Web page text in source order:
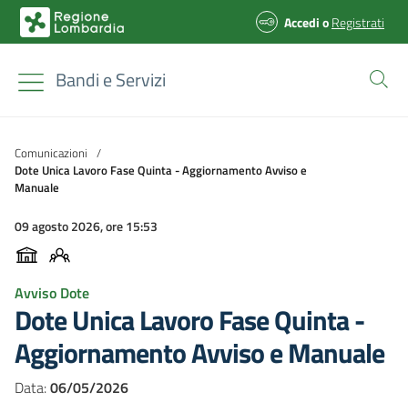
AccedioRegistrati
Bandi e Servizi
Comunicazioni /
Dote Unica Lavoro Fase Quinta - Aggiornamento Avviso e
Manuale
09 agosto 2026, ore 15:53
Avviso Dote
Dote Unica Lavoro Fase Quinta -
Aggiornamento Avviso e Manuale
Data:06/05/2026